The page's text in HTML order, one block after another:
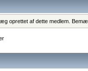
oprettet af dette medlem.